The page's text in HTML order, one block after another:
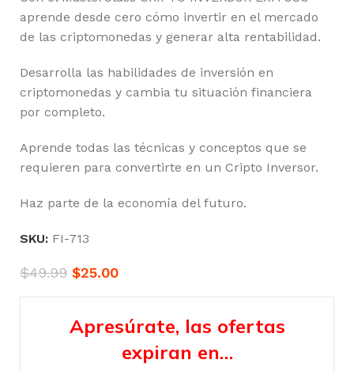
aprende desde cero cómo invertir en el mercado
de las criptomonedas y generar alta rentabilidad.
Desarrolla las habilidades de inversión en
criptomonedas y cambia tu situación financiera
por completo.
Aprende todas las técnicas y conceptos que se
requieren para convertirte en un Cripto Inversor.
Haz parte de la economía del futuro.
SKU: FI-713
$49.99 $25.00
Apresúrate, las ofertas
expiran en…